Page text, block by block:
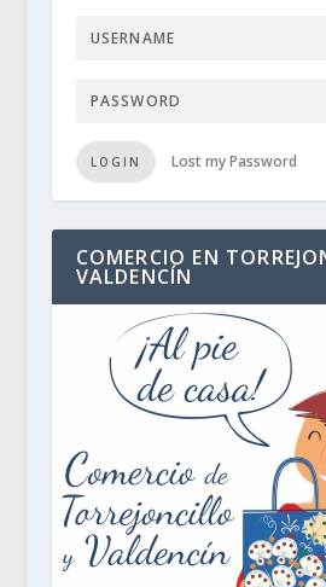
LOGIN Lost my Password
COMERCIO EN
VALDENCÍN